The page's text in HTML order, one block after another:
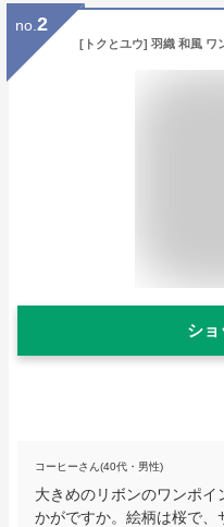
no. 2
ショ
コーヒーさん(40代・男性)
大きめのリボンのワンポ
かがですか。絵柄は桜で、